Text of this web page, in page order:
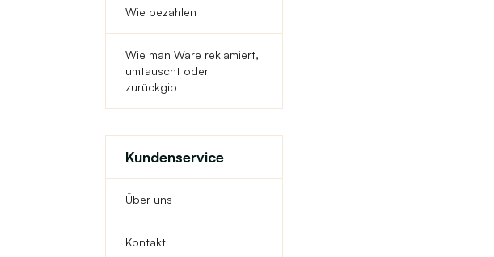
Wie bezahlen
Wie man Ware reklamiert,
umtauscht oder
zurückgibt
Kundenservice
Über uns
Kontakt